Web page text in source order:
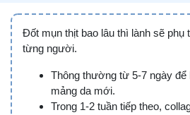
Đốt mụn thịt bao lâu thì lành sẽ phụ
từng người.
Thông thường từ 5-7 ngày để
mảng da mới.
Trong 1-2 tuần tiếp theo,